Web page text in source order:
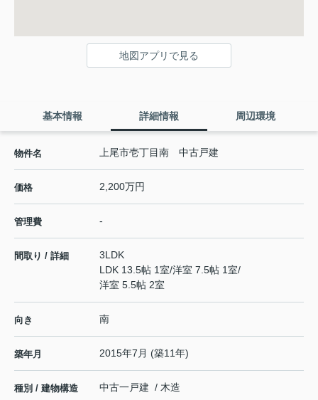
地図アプリで見る
基本情報 詳細情報 周辺環境
物件名 上尾市壱丁目南 中古戸建
価格 2,200万円
管理費 -
間取り / 詳細
3LDK
LDK 13.5帖 1室/洋室 7.5帖 1室/
洋室 5.5帖 2室
向き 南
築年月 2015年7月 (築11年)
種別 / 建物構造 中古一戸建 / 木造